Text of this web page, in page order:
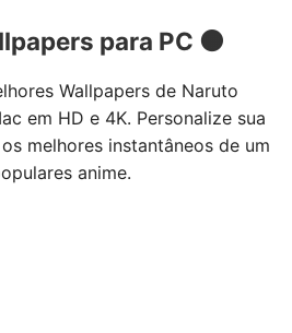
para PC 🟠
Wallpapers de Naruto
em HD e 4K. Personalize sua
melhores instantâneos de um
anime.